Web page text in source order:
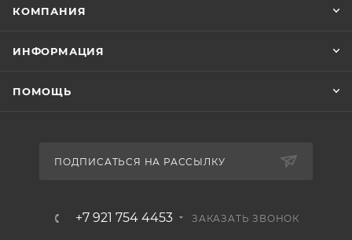
КОМПАНИЯ
ИНФОРМАЦИЯ
ПОМОЩЬ
ПОДПИСАТЬСЯ НА РАССЫЛКУ
+7 921 754 4453 ЗАКАЗАТЬ ЗВОНОК